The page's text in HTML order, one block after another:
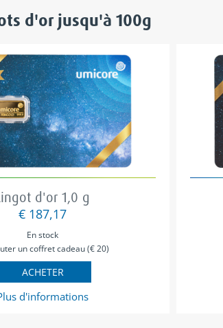
d'orjusqu'à 100g
d'or 1,0 g
€ 187,17
En stock
un coffret cadeau (€ 20)
ACHETER
d'informations